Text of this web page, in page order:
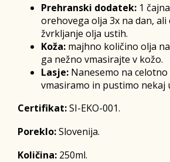
Prehranski dodatek: 1
orehovega olja 3x na dan,
žvrkljanje olja ustih.
Koža: majhno količino olja
ga nežno vmasirajte v kožo.
Lasje: Nanesemo na
vmasiramo in pustimo nekaj
Certifikat:SI-EKO-001.
Poreklo:Slovenija.
Količina: 250ml.